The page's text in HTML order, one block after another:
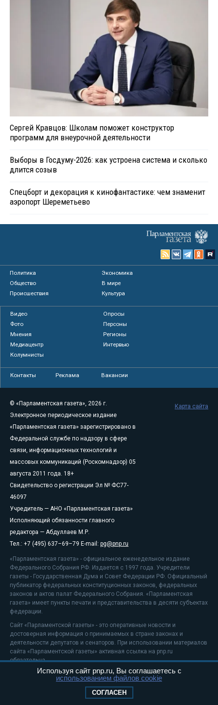
Сергей Кравцов: Школам поможет конструктор
программ для внеурочной деятельности
Выборы в Госдуму-2026: как устроена система и сколько
длится созыв
Спецборт и декорация к кинофантастике: чем знаменит
аэропорт Шереметьево
Политика
Экономика
Общество
В мире
Происшествия
Культура
Видео
Опросы
Фото
Персоны
Мнения
Регионы
Медиацентр
Интервью
Колумнисты
Контакты Реклама Вакансии
© «Парламентская газета», 2026 г.
Электронное периодическое издание
«Парламентская газета» зарегистрировано в
Федеральной службе по надзору в сфере
связи, информационных технологий и
массовых коммуникаций (Роскомнадзор) 05
августа 2011 года. 18+
Свидетельство о регистрации Эл № ФС77-
46097
Учредитель — АНО «Парламентская газета»
Исполняющий обязанности главного
редактора — Абдуллаев М.Р.
Тел.: +7 (495) 637–69–79 E-mail: pg@pnp.ru
«Парламентская газета» - официальное еженедельное издание
Федерального Собрания РФ. Издается с 1997 года. Учредители
газеты - Государственная Дума и Совет Федерации РФ. Официальный
публикатор федеральных конституционных законов, федеральных
законов и актов палат Федерального Собрания. «Парламентская
газета» имеет пункты печати и представительства в десяти субъектах
федерации.
Сайт «Парламентской газеты» - это оперативные новости и
достоверная информация о принимаемых в стране законах и
деятельности депутатов и сенаторов. При использовании материалов
сайта «Парламентской газеты» активная ссылка на pnp.ru
обязательна.
На информационном ресурсе применяютсярекомендательные
Положение о защите персональных данных
Карта сайта
Используя сайт pnp.ru, Вы соглашаетесь с
использованием файлов cookie
СОГЛАСЕН